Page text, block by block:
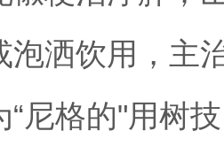
泡洒饮用，主
“尼格的"用树